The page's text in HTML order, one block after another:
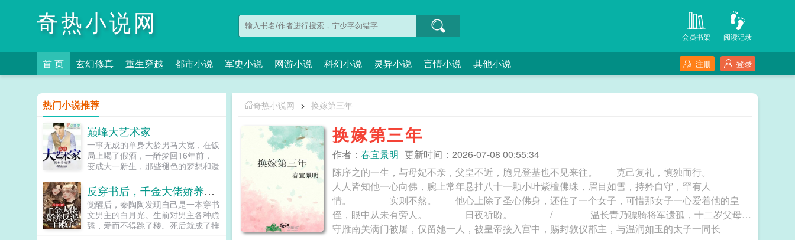
奇热小说网 阅读记录
会员书架
首 页 玄幻修真 重生穿越 都市小说 军史小说 网游小说 科幻小说 灵异小说 言情小说 其他小说 登录
注册
奇热小说网 > 换嫁第三年
换嫁第三年
作者： 春宜景明 更新时间：2026-07-08 00:55:34
陈序之的一生，与母妃不亲，父皇不近，胞兄登基也不见来往。 克己复礼，慎独而行。
人人皆知他一心向佛，腕上常年悬挂八十一颗小叶紫檀佛珠，眉目如雪，持矜自守，罕有人
情。 实则不然。 他心上除了圣心佛身，还住了一个女子，可惜那女子一心爱着他的皇
侄，眼中从未有旁人。 日夜祈盼。 / 温长青乃骠骑将军遗孤，十二岁父母死
守雁南关满门被屠，仅留她一人，被皇帝接入宫中，赐封敦仪郡主，与温润如玉的太子一同长
热门小说推荐
巅峰大艺术家
一事无成的单身大龄男马大宽，在饭
局上喝了假酒，一醉梦回16年前，
变成大一新生，那些褪色的梦想和遗
家，做导演，收藏古玩字画，... 反穿书后，千金大佬娇养反派自救了
觉醒后，秦陶陶发现自己是一本穿书
文男主的白月光。生前对男主各种跪
舔，爱而不得跳了楼。死后就成了推